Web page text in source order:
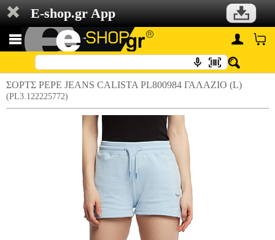
E-shop.gr App
ΣΟΡΤΣ PEPE JEANS CALISTA PL800984 ΓΑΛΑΖΙΟ (L)
(PL3.122225772)